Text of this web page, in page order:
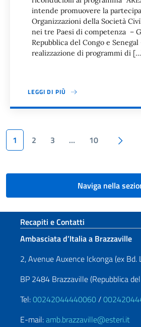
intende promuovere la
Organizzazioni della Società
nei tre Paesi di competenza –
Repubblica del Congo e Senegal
realizzazione di programmi di
LEGGI DI PIÙ
Paginazione
1 2 3 … 10
Naviga nella
Sezione footer
Recapiti e Contatti
Ambasciata d’Italia a Brazzaville
2, Avenue Auxence Ickonga (ex Bd.
BP 2484 Brazzaville (Repubblica
Tel:00242044440060/
E-mail:amb.brazzaville@esteri.it